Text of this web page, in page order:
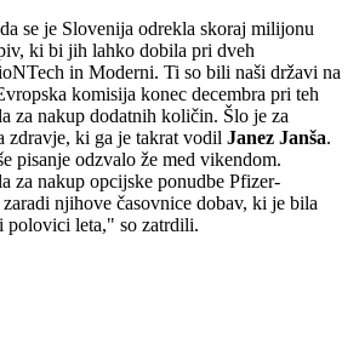
se je Slovenija odrekla skoraj milijonu
ki bi jih lahko dobila pri dveh
in Moderni. Ti so bili naši državi na
komisija konec decembra pri teh
za nakup dodatnih količin. Šlo je za
zdravje, ki ga je takrat vodil Janez Janša.
pisanje odzvalo že med vikendom.
za nakup opcijske ponudbe Pfizer-
njihove časovnice dobav, ki je bila
polovici leta," so zatrdili.